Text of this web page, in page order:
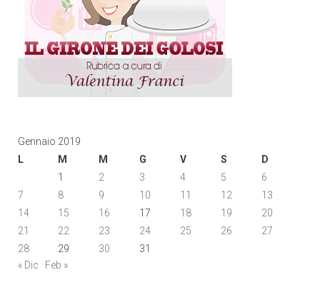
Gennaio 2019
L
M M G V S
D
1
2 3 4 5
6
7
8 9 10 11 12
13
14
15 16 17 18 19
20
21
22 23 24 25 26
27
28
29 30
31
« Dic
Feb »